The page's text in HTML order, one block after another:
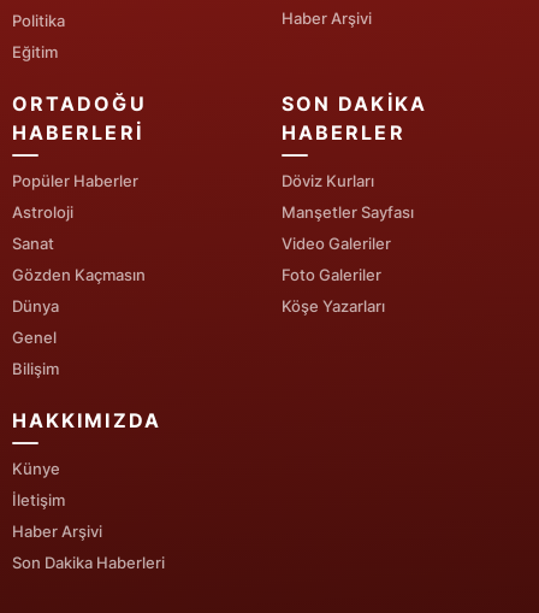
Ardahan
Yalova
Karabük
Kilis
Osmaniye
Düzce
Politika
Eğitim
Haber Arşivi
ORTADOĞU
HABERLERI
Popüler Haberler
Astroloji
Sanat
Gözden Kaçmasın
Dünya
Genel
Bilişim
SON DAKIKA
HABERLER
Döviz Kurları
Manşetler Sayfası
Video Galeriler
Foto Galeriler
Köşe Yazarları
HAKKIMIZDA
Künye
İletişim
Haber Arşivi
Son Dakika Haberleri